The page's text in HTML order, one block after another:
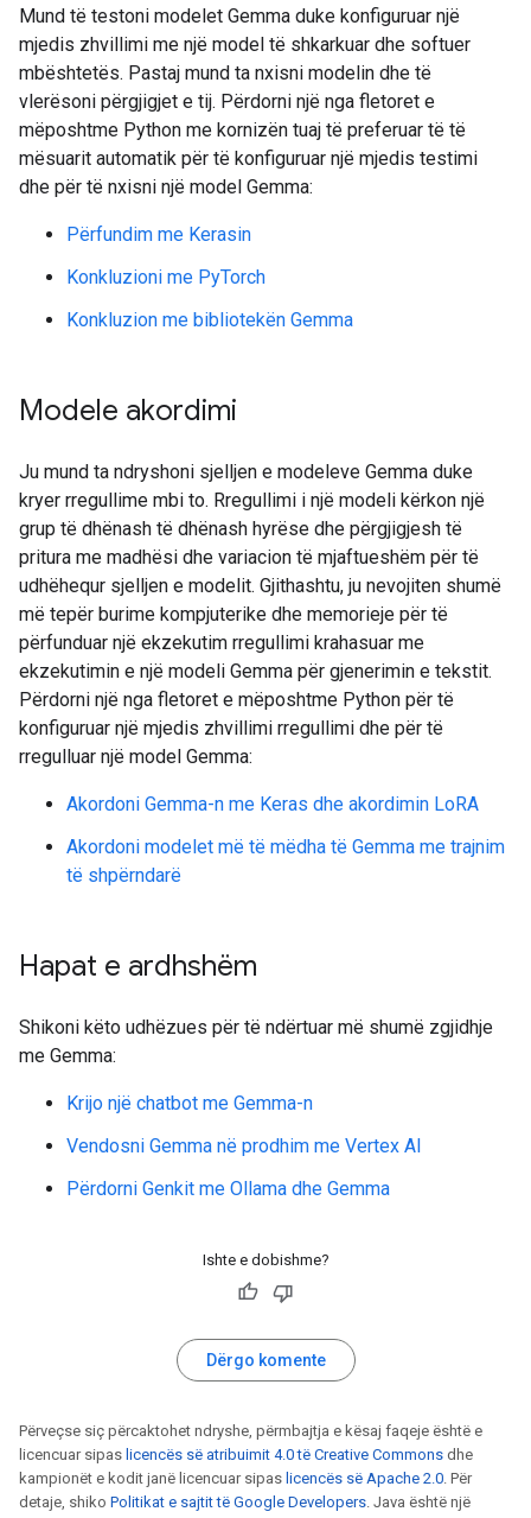
Mund të testoni modelet Gemma duke konfiguruar një
mjedis zhvillimi me një model të shkarkuar dhe softuer
mbështetës. Pastaj mund ta nxisni modelin dhe të
vlerësoni përgjigjet e tij. Përdorni një nga fletoret e
mëposhtme Python me kornizën tuaj të preferuar të të
mësuarit automatik për të konfiguruar një mjedis testimi
dhe për të nxisni një model Gemma:
Përfundim me Kerasin
Konkluzioni me PyTorch
Konkluzion me bibliotekën Gemma
Modele akordimi
Ju mund ta ndryshoni sjelljen e modeleve Gemma duke
kryer rregullime mbi to. Rregullimi i një modeli kërkon një
grup të dhënash të dhënash hyrëse dhe përgjigjesh të
pritura me madhësi dhe variacion të mjaftueshëm për të
udhëhequr sjelljen e modelit. Gjithashtu, ju nevojiten shumë
më tepër burime kompjuterike dhe memorieje për të
përfunduar një ekzekutim rregullimi krahasuar me
ekzekutimin e një modeli Gemma për gjenerimin e tekstit.
Përdorni një nga fletoret e mëposhtme Python për të
konfiguruar një mjedis zhvillimi rregullimi dhe për të
rregulluar një model Gemma:
Akordoni Gemma-n me Keras dhe akordimin LoRA
Akordoni modelet më të mëdha të Gemma me trajnim
të shpërndarë
Hapat e ardhshëm
Shikoni këto udhëzues për të ndërtuar më shumë zgjidhje
me Gemma:
Krijo një chatbot me Gemma-n
Vendosni Gemma në prodhim me Vertex AI
Përdorni Genkit me Ollama dhe Gemma
Ishte e dobishme?
Dërgo komente
Përveçse siç përcaktohet ndryshe, përmbajtja e kësaj faqeje është e
licencuar sipas licencës së atribuimit 4.0 të Creative Commons dhe
kampionët e kodit janë licencuar sipas licencës së Apache 2.0. Për
detaje, shiko Politikat e sajtit të Google Developers. Java është një